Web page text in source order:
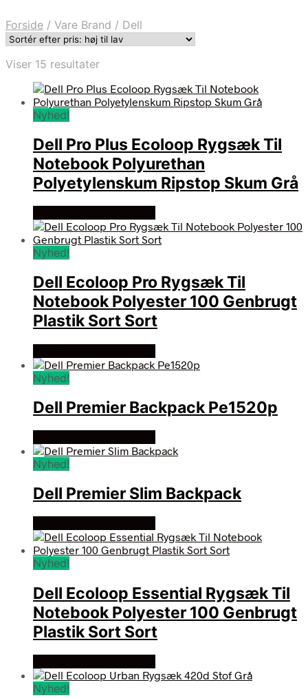
Forside / Vare Brand / Dell
Viser 15 resultaterSorteret
pris:
høj
Nyhed!
Dell Pro Plus Ecoloop Rygsæk Til
Notebook Polyurethan
Polyetylenskum Ripstop Skum Grå
Nyhed!
Dell Ecoloop Pro Rygsæk Til
Notebook Polyester 100 Genbrugt
Plastik Sort Sort
Nyhed!
Dell Premier Backpack Pe1520p
Nyhed!
Dell Premier Slim Backpack
Nyhed!
Dell Ecoloop Essential Rygsæk Til
Notebook Polyester 100 Genbrugt
Plastik Sort Sort
Nyhed!